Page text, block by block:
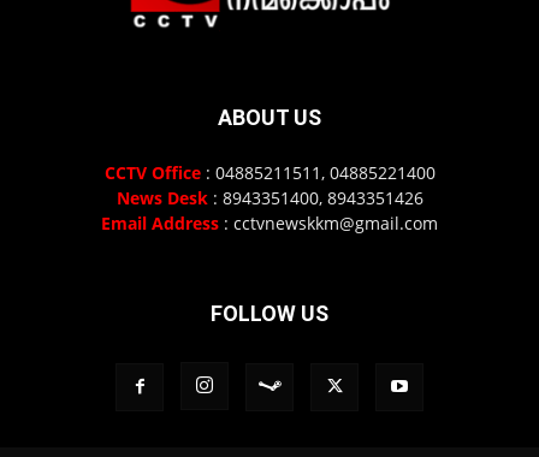
ABOUT US
CCTV Office: 04885211511, 04885221400
News Desk: 8943351400, 8943351426
Email Address : cctvnewskkm@gmail.com
FOLLOW US